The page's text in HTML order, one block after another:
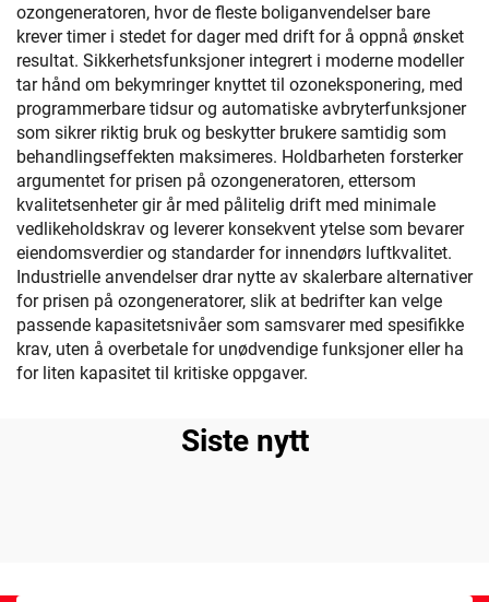
ozongeneratoren, hvor de fleste boliganvendelser bare
krever timer i stedet for dager med drift for å oppnå ønsket
resultat. Sikkerhetsfunksjoner integrert i moderne modeller
tar hånd om bekymringer knyttet til ozoneksponering, med
programmerbare tidsur og automatiske avbryterfunksjoner
som sikrer riktig bruk og beskytter brukere samtidig som
behandlingseffekten maksimeres. Holdbarheten forsterker
argumentet for prisen på ozongeneratoren, ettersom
kvalitetsenheter gir år med pålitelig drift med minimale
vedlikeholdskrav og leverer konsekvent ytelse som bevarer
eiendomsverdier og standarder for innendørs luftkvalitet.
Industrielle anvendelser drar nytte av skalerbare alternativer
for prisen på ozongeneratorer, slik at bedrifter kan velge
passende kapasitetsnivåer som samsvarer med spesifikke
krav, uten å overbetale for unødvendige funksjoner eller ha
for liten kapasitet til kritiske oppgaver.
Siste nytt